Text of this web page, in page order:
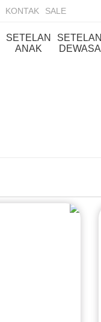
KONTAK SALE
SETELAN
ANAK
SETELAN
DEWASA